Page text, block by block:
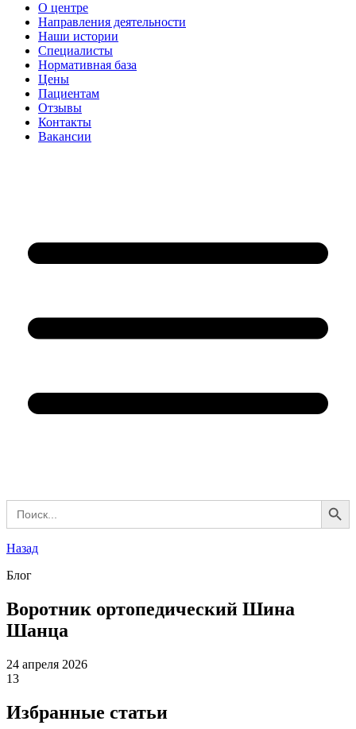
О центре
Направления деятельности
Наши истории
Специалисты
Нормативная база
Цены
Пациентам
Отзывы
Контакты
Вакансии
Search
for:
Search Button
Назад
Блог
Воротник ортопедический Шина
Шанца
24 апреля 2026
13
Избранные статьи